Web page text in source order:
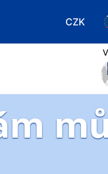
CZK